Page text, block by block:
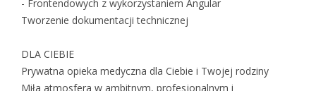
- Frontendowych z wykorzystaniem Angular
Tworzenie dokumentacji technicznej
DLA CIEBIE
Prywatna opieka medyczna dla Ciebie i Twojej rodziny
Miła atmosfera w ambitnym, profesjonalnym i